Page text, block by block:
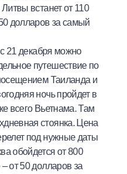
встанет от 110
долларов за самый
21 декабря можно
путешествие по
Таиланда и
ночь пройдет в
всего Вьетнама. Там
стоянка. Цена
под нужные даты
обойдется от 800
от 50 долларов за